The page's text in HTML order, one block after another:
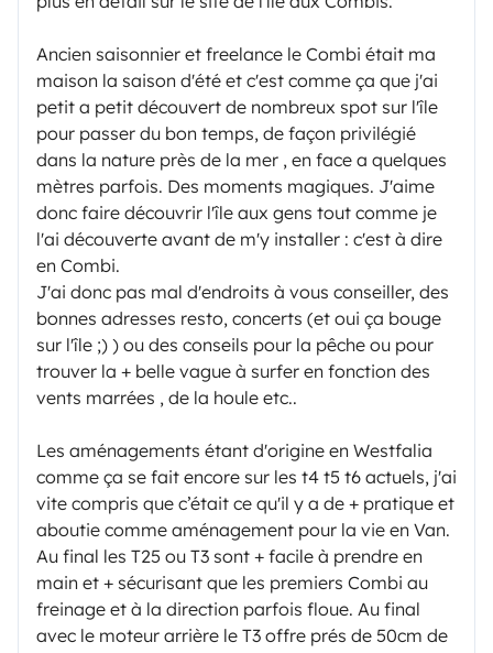
Ancien saisonnier et freelance le Combi était ma
maison la saison d'été et c'est comme ça que j'ai
petit a petit découvert de nombreux spot sur l'île
pour passer du bon temps, de façon privilégié
dans la nature près de la mer , en face a quelques
mètres parfois. Des moments magiques. J'aime
donc faire découvrir l'île aux gens tout comme je
l'ai découverte avant de m'y installer : c'est à dire
en Combi.
J'ai donc pas mal d'endroits à vous conseiller, des
bonnes adresses resto, concerts (et oui ça bouge
sur l'île ;) ) ou des conseils pour la pêche ou pour
trouver la + belle vague à surfer en fonction des
vents marrées , de la houle etc..
Les aménagements étant d'origine en Westfalia
comme ça se fait encore sur les t4 t5 t6 actuels, j'ai
vite compris que c’était ce qu'il y a de + pratique et
aboutie comme aménagement pour la vie en Van.
Au final les T25 ou T3 sont + facile à prendre en
main et + sécurisant que les premiers Combi au
freinage et à la direction parfois floue. Au final
avec le moteur arrière le T3 offre prés de 50cm de